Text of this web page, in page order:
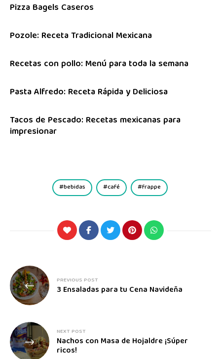
Pizza Bagels Caseros
Pozole: Receta Tradicional Mexicana
Recetas con pollo: Menú para toda la semana
Pasta Alfredo: Receta Rápida y Deliciosa
Tacos de Pescado: Recetas mexicanas para
impresionar
bebidas café frappe
PREVIOUS POST
3 Ensaladas para tu Cena Navideña
NEXT POST
Nachos con Masa de Hojaldre ¡Súper
ricos!